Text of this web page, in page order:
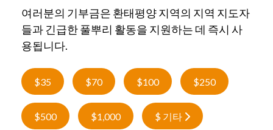
여러분의 기부금은 환태평양 지역의 지역 지도자
들과 긴급한 풀뿌리 활동을 지원하는 데 즉시 사
용됩니다.
$35 $70 $100 $250
$500 $1,000 $ 기타